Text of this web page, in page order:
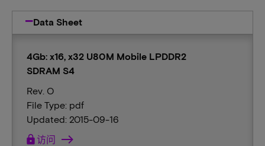
Data Sheet
4Gb: x16, x32 U80M Mobile LPDDR2
SDRAM S4
Rev. O
File Type: pdf
Updated: 2015-09-16
lock访问